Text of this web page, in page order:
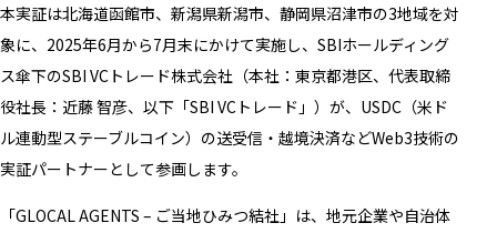
本実証は北海道函館市、新潟県新潟市、静岡県沼津市の3地域を対
象に、2025年6月から7月末にかけて実施し、SBIホールディング
ス傘下のSBI VCトレード株式会社（本社：東京都港区、代表取締
役社長：近藤 智彦、以下「SBI VCトレード」）が、USDC（米ド
ル連動型ステーブルコイン）の送受信・越境決済などWeb3技術の
実証パートナーとして参画します。
「GLOCAL AGENTS – ご当地ひみつ結社」は、地元企業や自治体